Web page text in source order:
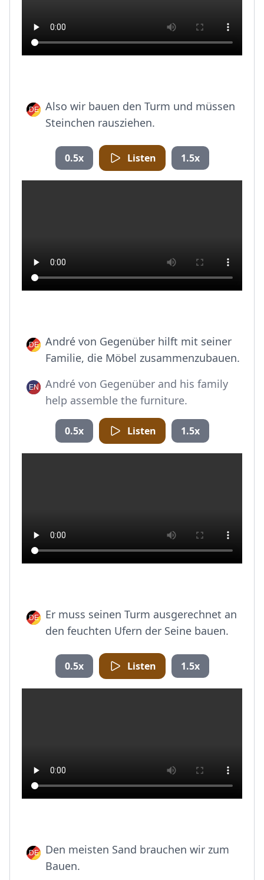
Also wir bauen den Turm und müssen
Steinchen rausziehen.
0.5x Listen 1.5x
André von Gegenüber hilft mit seiner
Familie, die Möbel zusammenzubauen.
André von Gegenüber and his family
help assemble the furniture.
0.5x Listen 1.5x
Er muss seinen Turm ausgerechnet an
den feuchten Ufern der Seine bauen.
0.5x Listen 1.5x
Den meisten Sand brauchen wir zum
Bauen.